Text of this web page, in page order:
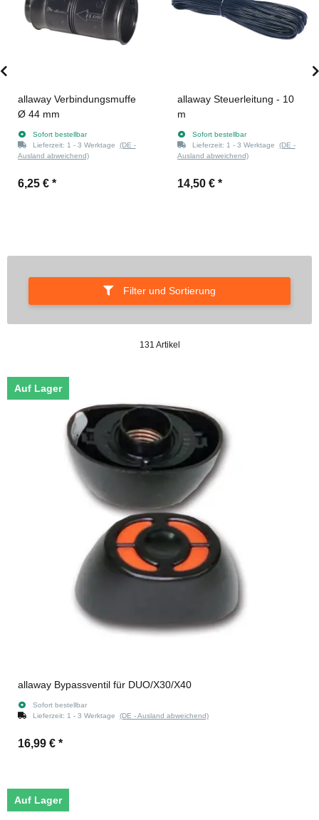
allaway Verbindungsmuffe
Ø 44 mm
Sofort bestellbar
Lieferzeit: 1 - 3 Werktage (DE -
Ausland abweichend)
6,25 € *
allaway Steuerleitung - 10
m
Sofort bestellbar
Lieferzeit: 1 - 3 Werktage (DE -
Ausland abweichend)
14,50 € *
Filter und Sortierung
131 Artikel
Auf Lager
allaway Bypassventil für DUO/X30/X40
Sofort bestellbar
Lieferzeit: 1 - 3 Werktage (DE - Ausland abweichend)
16,99 € *
Auf Lager